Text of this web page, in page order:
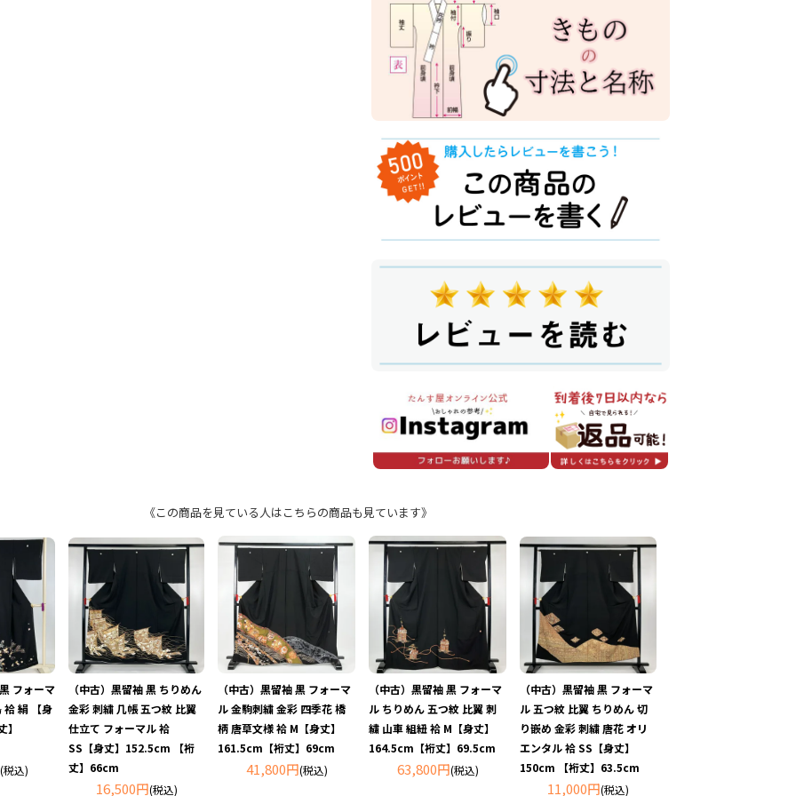
《この商品を見ている人はこちらの商品も見ています》
フォーマ
袷 絹 【身
(税込)
（中古）黒留袖 黒 ちりめん
金彩 刺繍 几帳 五つ紋 比翼
仕立て フォーマル 袷
SS【身丈】152.5cm 【裄
丈】66cm
16,500円(税込)
（中古）黒留袖 黒 フォーマ
ル 金駒刺繍 金彩 四季花 橋
柄 唐草文様 袷 M【身丈】
161.5cm【裄丈】69cm
41,800円(税込)
（中古）黒留袖 黒 フォーマ
ル ちりめん 五つ紋 比翼 刺
繍 山車 組紐 袷 M【身丈】
164.5cm【裄丈】69.5cm
63,800円(税込)
（中古）黒留袖 黒 フォーマ
ル 五つ紋 比翼 ちりめん 切
り嵌め 金彩 刺繍 唐花 オリ
エンタル 袷 SS【身丈】
150cm 【裄丈】63.5cm
11,000円(税込)